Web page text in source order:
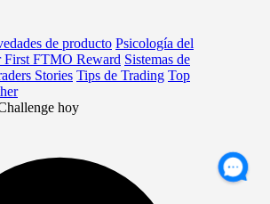
de producto Psicología del
First FTMO Reward Sistemas de
Stories Tips de Trading Top
hoy